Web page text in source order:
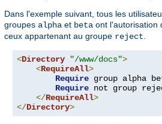
Dans l'exemple suivant, tous les
groupes alpha et beta ont l'autorisation
ceux appartenant au groupe reject
<Directory "/www/docs">
<RequireAll>
Require group alpha
Require not group
</RequireAll>
</Directory>